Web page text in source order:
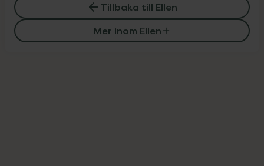
Tillbaka till Ellen
Mer inom Ellen